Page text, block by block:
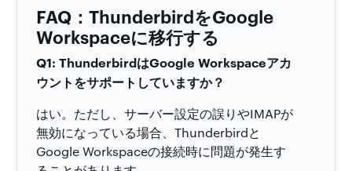
FAQ：ThunderbirdをGoogle
Workspaceに移行する
Q1: ThunderbirdはGoogle Workspaceアカ
ウントをサポートしていますか？
はい。ただし、サーバー設定の誤りやIMAPが
無効になっている場合、Thunderbirdと
Google Workspaceの接続時に問題が発生す